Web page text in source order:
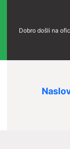
Dobro došli na